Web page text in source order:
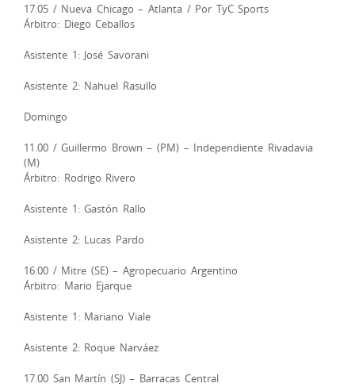
17.05 / Nueva Chicago – Atlanta / Por TyC Sports
Árbitro: Diego Ceballos
Asistente 1: José Savorani
Asistente 2: Nahuel Rasullo
Domingo
11.00 / Guillermo Brown – (PM) – Independiente Rivadavia
(M)
Árbitro: Rodrigo Rivero
Asistente 1: Gastón Rallo
Asistente 2: Lucas Pardo
16.00 / Mitre (SE) – Agropecuario Argentino
Árbitro: Mario Ejarque
Asistente 1: Mariano Viale
Asistente 2: Roque Narváez
17.00 San Martín (SJ) – Barracas Central